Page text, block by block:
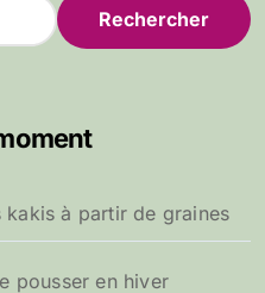
à partir de graines
pousser en hiver